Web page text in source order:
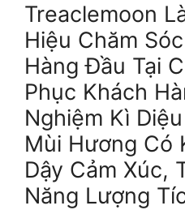
Treaclemoon
Hiệu Chăm
Hàng Đầu Tại
Phục Khách
Nghiệm Kì
Mùi Hương Có
Dậy Cảm Xúc,
Năng Lượng